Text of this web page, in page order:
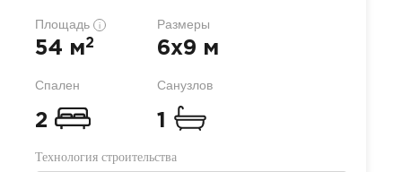
Площадь i
54 м2
Размеры
6x9 м
Спален
2
Санузлов
1
Технология строительства